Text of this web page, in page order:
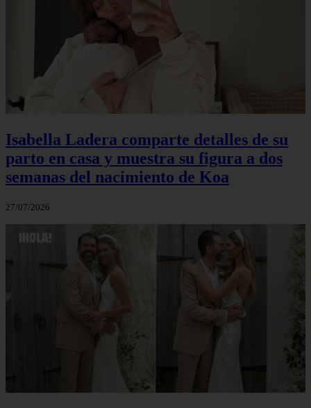
Isabella Ladera comparte detalles de su
parto en casa y muestra su figura a dos
semanas del nacimiento de Koa
27/07/2026